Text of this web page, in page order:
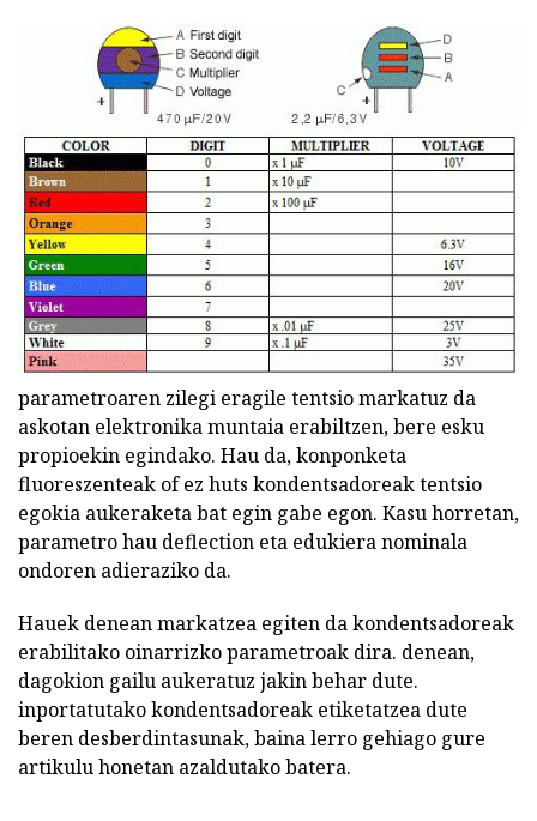
parametroaren zilegi eragile tentsio markatuz da
askotan elektronika muntaia erabiltzen, bere esku
propioekin egindako. Hau da, konponketa
fluoreszenteak of ez huts kondentsadoreak tentsio
egokia aukeraketa bat egin gabe egon. Kasu horretan,
parametro hau deflection eta edukiera nominala
ondoren adieraziko da.
Hauek denean markatzea egiten da kondentsadoreak
erabilitako oinarrizko parametroak dira. denean,
dagokion gailu aukeratuz jakin behar dute.
inportatutako kondentsadoreak etiketatzea dute
beren desberdintasunak, baina lerro gehiago gure
artikulu honetan azaldutako batera.